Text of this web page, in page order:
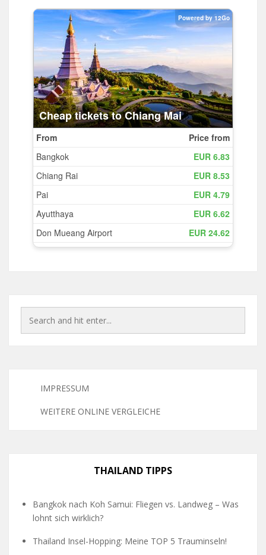
IMPRESSUM
WEITERE ONLINE VERGLEICHE
THAILAND TIPPS
Bangkok nach Koh Samui: Fliegen vs. Landweg – Was
lohnt sich wirklich?
Thailand Insel-Hopping: Meine TOP 5 Trauminseln!